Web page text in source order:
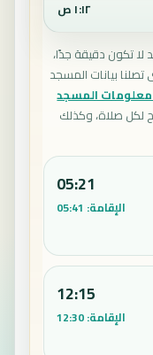
١:١٢ ص
لا تكون دقيقة جدًا،
بيانات المسجد
المسجد
لكل صلاة، وكذلك
05:21
الإقامة: 05:41
12:15
الإقامة:12:30